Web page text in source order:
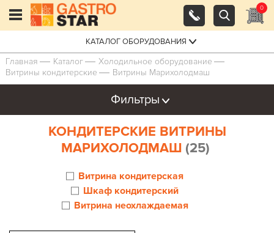
0
КАТАЛОГ ОБОРУДОВАНИЯ
Главная Каталог
Холодильное оборудование
Витрины кондитерские
Витрины Марихолодмаш
Фильтры
КОНДИТЕРСКИЕ ВИТРИНЫ
МАРИХОЛОДМАШ (25)
Витрина кондитерская
Шкаф кондитерский
Витрина неохлаждаемая